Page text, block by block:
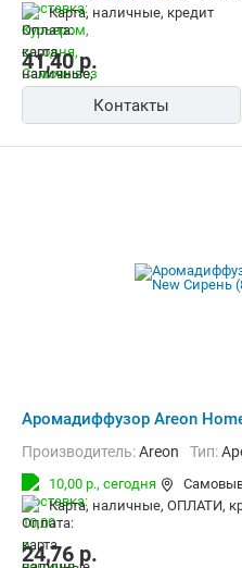
карта, наличные, кредит
41,40р.
Контакты
Аромадиффузор Areon
Производитель:Areon Тип:
10,00 р., сегодня
карта, наличные, ОПЛАТИ,
24,76 р.